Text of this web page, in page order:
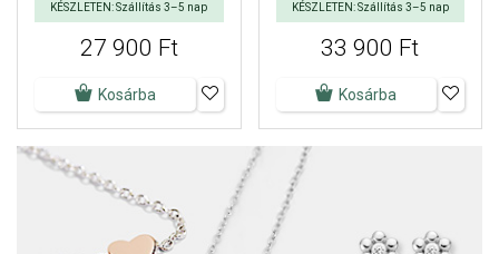
KÉSZLETEN: Szállítás 3–5 nap
27 900 Ft
Kosárba
KÉSZLETEN: Szállítás 3–5 nap
33 900 Ft
Kosárba